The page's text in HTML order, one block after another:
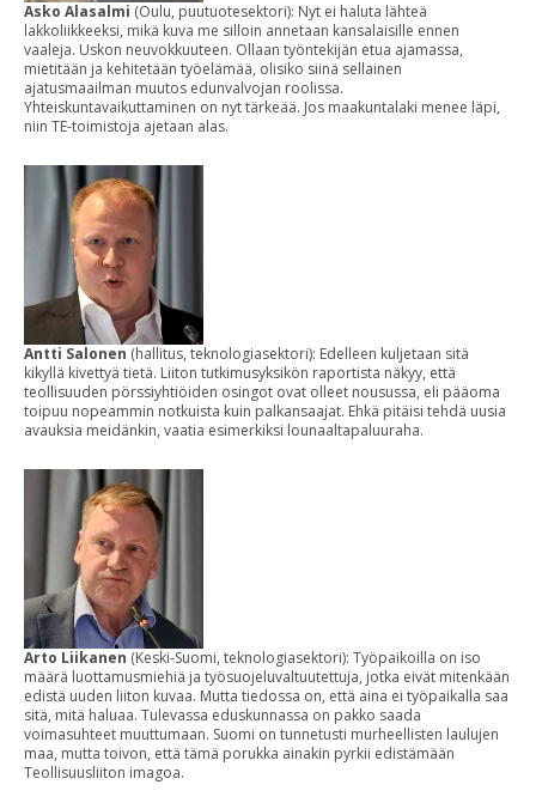
Asko Alasalmi (Oulu, puutuotesektori): Nyt ei haluta lähteä
lakkoliikkeeksi, mikä kuva me silloin annetaan kansalaisille ennen
vaaleja. Uskon neuvokkuuteen. Ollaan työntekijän etua ajamassa,
mietitään ja kehitetään työelämää, olisiko siinä sellainen
ajatusmaailman muutos edunvalvojan roolissa.
Yhteiskuntavaikuttaminen on nyt tärkeää. Jos maakuntalaki menee läpi,
niin TE-toimistoja ajetaan alas.
Antti Salonen (hallitus, teknologiasektori): Edelleen kuljetaan sitä
kikyllä kivettyä tietä. Liiton tutkimusyksikön raportista näkyy, että
teollisuuden pörssiyhtiöiden osingot ovat olleet nousussa, eli pääoma
toipuu nopeammin notkuista kuin palkansaajat. Ehkä pitäisi tehdä uusia
avauksia meidänkin, vaatia esimerkiksi lounaaltapaluuraha.
Arto Liikanen (Keski-Suomi, teknologiasektori): Työpaikoilla on iso
määrä luottamusmiehiä ja työsuojeluvaltuutettuja, jotka eivät mitenkään
edistä uuden liiton kuvaa. Mutta tiedossa on, että aina ei työpaikalla saa
sitä, mitä haluaa. Tulevassa eduskunnassa on pakko saada
voimasuhteet muuttumaan. Suomi on tunnetusti murheellisten laulujen
maa, mutta toivon, että tämä porukka ainakin pyrkii edistämään
Teollisuusliiton imagoa.